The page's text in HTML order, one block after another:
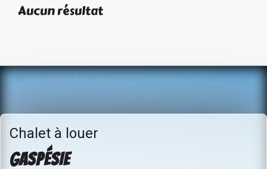
Aucun résultat
Chalet à louer
GASPÉSIE